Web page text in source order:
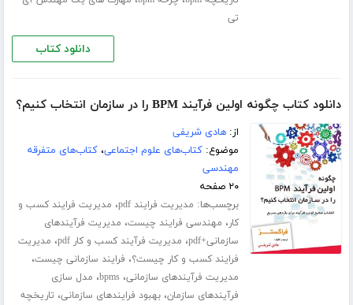
تی
دانلود کتاب
دانلود کتاب چگونه اولین فرآیند BPM را در سازمان انتخاب کنیم؟
از:هادی شریفی
موضوع:کتاب‌های علوم اجتماعی،کتاب‌های متفرقه
مهندسی
۲۰ صفحه
برچسب‌ها: مدیریت فرایند pdf ، مدیریت فرایند کسب و
کار، مهندسی فرایند چیست، مدیریت فرآیندهای
سازمانی+pdf
، مدیریت فرآیند کسب و کار pdf ، مدیریت
فرایند کسب و کار چیست؟، فرایند سازمانی چیست،
مدیریت فرآیندهای سازمانی،bpms، مدل سازی
فرآیندهای سازمان،بهبود فرایندهای سازمانی، تاریخچه